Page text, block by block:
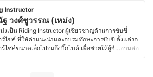
าส ไม่ว่าจะเป็นลุคมืออาชีพสำหรับวันทำงานหรือสไตล์
ทันสมัย
วัติของ ภิญญดา อารีพงศ์ (เมย์)
โทด้านการตลาดจากประเทศออสเตรเลียแล้ว จึงหา
การณ์ด้วยการทำงานในบริษัทค่ายเพลงมาประมาณ 3
ปัจจุบันคุณวุ้นเป็นเจ้าของโรงเรียนดนตรี Yamaha
School สาขา Regent’s International School ซึ่งถือ
วามสุขของการทำงานในแต่ละวันที่ได้สนับสนุนด้าน
ให้แก่เด็ก ๆ นอกจากนี้ ยังเป็นเจ้าของบริษัท Perfect
Instructor
วงศ์ชูวรรณ (เหม่ง)
งเป็น Riding Instructor ผู้เชี่ยวชาญด้านการขับขี่
ร์ไซค์ ที่ให้คำแนะนำและอบรมทักษะการขับขี่ ตั้งแต่รถ
ร์ไซค์ขนาดเล็กไปจนถึงบิ๊กไบค์ เพื่อช่วยให้ผู้ขับขี่…อ่านต่อ